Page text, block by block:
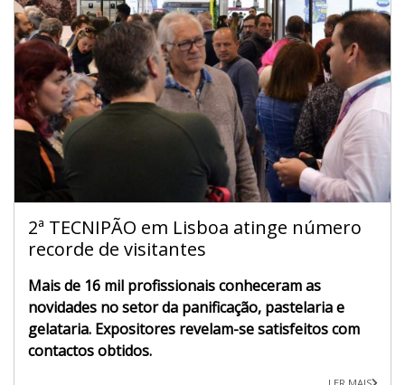
2ª TECNIPÃO em Lisboa atinge número
recorde de visitantes
Mais de 16 mil profissionais conheceram as
novidades no setor da panificação, pastelaria e
gelataria. Expositores revelam-se satisfeitos com
contactos obtidos.